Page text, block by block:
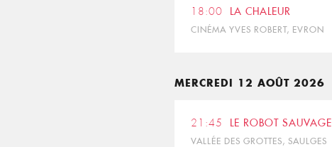
18:00 LA CHALEUR
CINÉMA YVES ROBERT, EVRON
MERCREDI 12 AOÛT 2026
21:45 LE ROBOT SAUVAGE
VALLÉE DES GROTTES, SAULGES